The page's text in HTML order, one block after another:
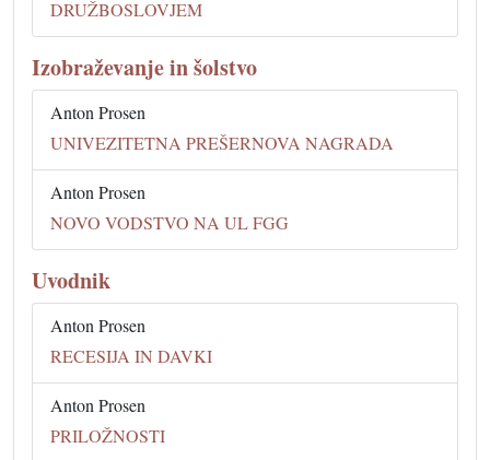
DRUŽBOSLOVJEM
Izobraževanje in šolstvo
Anton Prosen
UNIVEZITETNA PREŠERNOVA NAGRADA
Anton Prosen
NOVO VODSTVO NA UL FGG
Uvodnik
Anton Prosen
RECESIJA IN DAVKI
Anton Prosen
PRILOŽNOSTI